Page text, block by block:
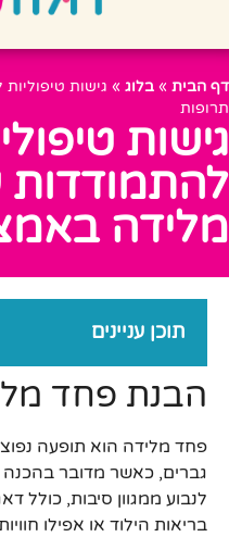
דף הבית » בלוג » גישות
תרופות
גישות
מלידה
תוכן עניינים
הבנת פחד
פחד מלידה הוא תופעה
גברים, כאשר מדובר
לנבוע ממגוון סיבות, כולל
בריאות הילוד או אפילו